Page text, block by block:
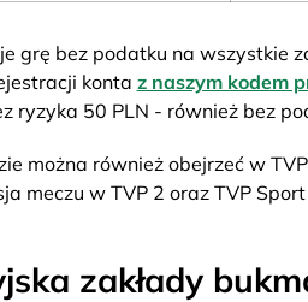
grę bez podatku na wszystkie
konta z naszym kodem
ryzyka 50 PLN - również bez
można również obejrzeć w
meczu w TVP 2 oraz TVP
zakłady